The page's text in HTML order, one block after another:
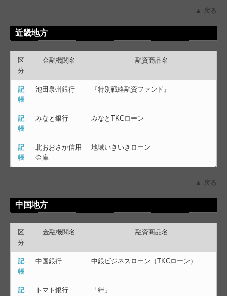
▲ 戻る
近畿地方
区
分
金融機関名 融資商品名
記
帳
池田泉州銀行 『特別戦略融資ファンド』
記
帳
みなと銀行 みなとTKCローン
記
帳
北おおさか信用
金庫
地域いきいきローン
▲ 戻る
中国地方
区
分
金融機関名 融資商品名
記
帳
中国銀行 中銀ビジネスローン（TKCローン）
記
トマト銀行 「絆」